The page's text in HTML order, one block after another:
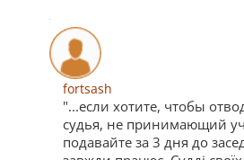
fortsash
"...если хотите, чтобы
судья, не принимающий
подавайте за 3 дня до